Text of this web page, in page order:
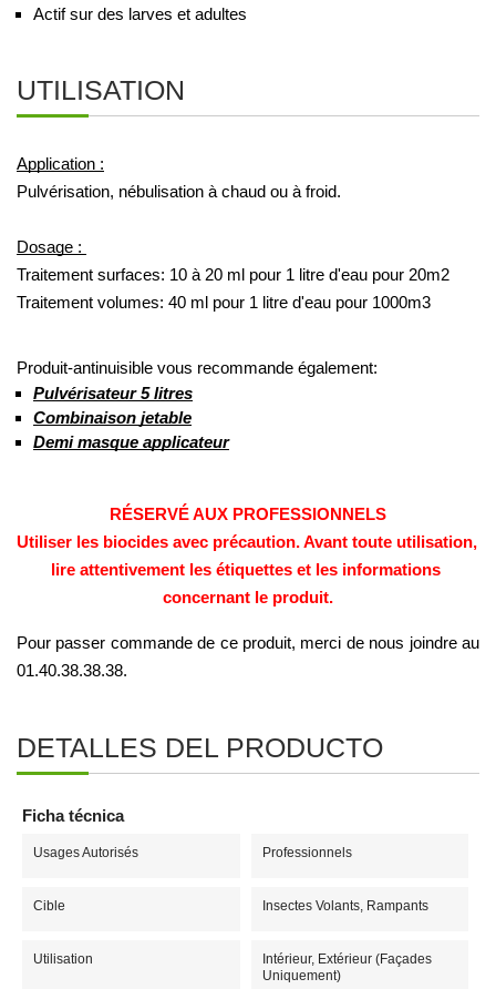
Actif sur des larves et adultes
UTILISATION
Application :
Pulvérisation, nébulisation à chaud ou à froid.
Dosage :
Traitement surfaces: 10 à 20 ml pour 1 litre d'eau pour 20m2
Traitement volumes: 40 ml pour 1 litre d'eau pour 1000m3
Produit-antinuisible vous recommande également:
Pulvérisateur 5 litres
Combinaison jetable
Demi masque applicateur
RÉSERVÉ AUX PROFESSIONNELS
Utiliser les biocides avec précaution. Avant toute utilisation,
lire attentivement les étiquettes et les informations
concernant le produit.
Pour passer commande de ce produit, merci de nous joindre au
01.40.38.38.38.
DETALLES DEL PRODUCTO
Ficha técnica
Usages Autorisés Professionnels
Cible Insectes Volants, Rampants
Utilisation
Intérieur, Extérieur (Façades
Uniquement)